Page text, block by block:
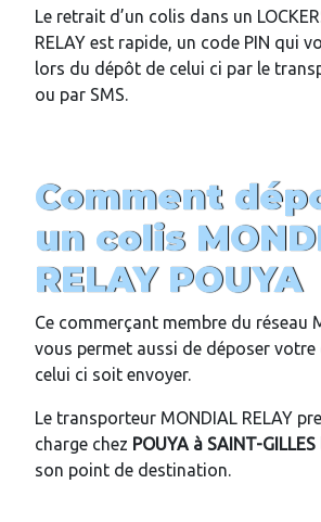
Le retrait d’un colis dans un
RELAY est rapide, un code PIN qui
lors du dépôt de celui ci par le
ou par SMS.
Comment
un colis
RELAY POUYA
Ce commerçant membre du réseau
vous permet aussi de déposer
celui ci soit envoyer.
Le transporteur MONDIAL RELAY
charge chez POUYA à SAINT-GILLES
son point de destination.